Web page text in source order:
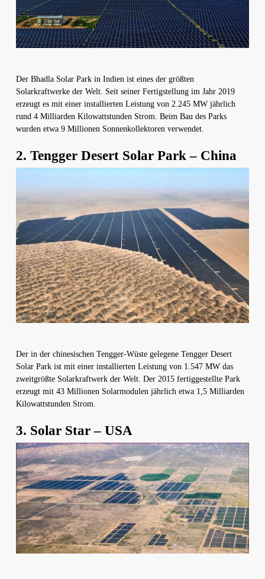
Der Bhadla Solar Park in Indien ist eines der größten
Solarkraftwerke der Welt. Seit seiner Fertigstellung im Jahr 2019
erzeugt es mit einer installierten Leistung von 2.245 MW jährlich
rund 4 Milliarden Kilowattstunden Strom. Beim Bau des Parks
wurden etwa 9 Millionen Sonnenkollektoren verwendet.
2. Tengger Desert Solar Park – China
Der in der chinesischen Tengger-Wüste gelegene Tengger Desert
Solar Park ist mit einer installierten Leistung von 1.547 MW das
zweitgrößte Solarkraftwerk der Welt. Der 2015 fertiggestellte Park
erzeugt mit 43 Millionen Solarmodulen jährlich etwa 1,5 Milliarden
Kilowattstunden Strom.
3. Solar Star – USA